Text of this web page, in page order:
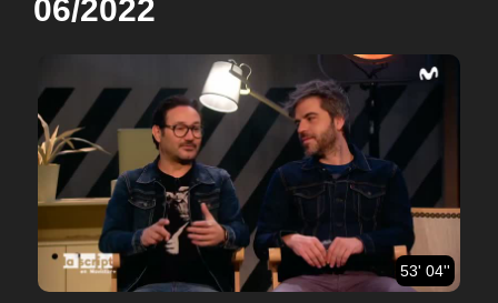
06/2022
53' 04''